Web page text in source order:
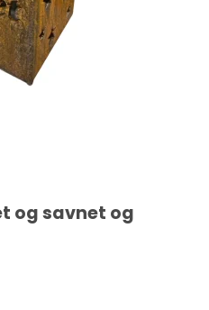
og savnet og